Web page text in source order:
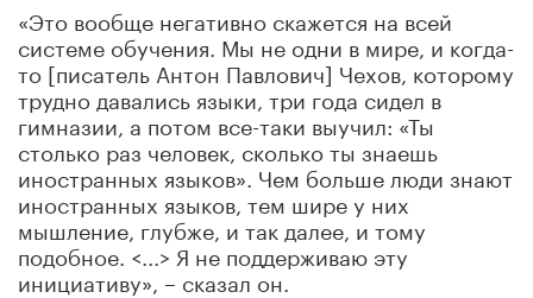
«Это вообще негативно скажется на всей
системе обучения. Мы не одни в мире, и когда-
то [писатель Антон Павлович] Чехов, которому
трудно давались языки, три года сидел в
гимназии, а потом все-таки выучил: «Ты
столько раз человек, сколько ты знаешь
иностранных языков». Чем больше люди знают
иностранных языков, тем шире у них
мышление, глубже, и так далее, и тому
подобное. <...> Я не поддерживаю эту
инициативу», – сказал он.